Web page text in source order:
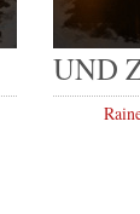
UND